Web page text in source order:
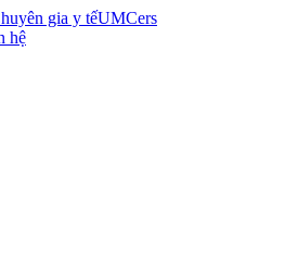
gia y tếUMCers
hệ